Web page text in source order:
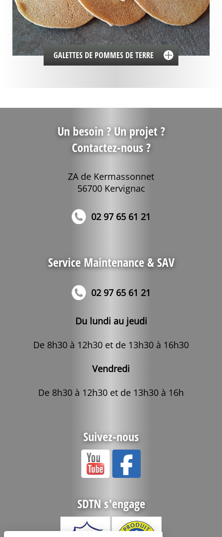
GALETTES DE POMMES DE TERRE
Un besoin ? Un projet ?
Contactez-nous ?
ZA de Kermassonnet
56700 Kervignac
02 97 65 61 21
Service Maintenance & SAV
02 97 65 61 21
Du lundi au jeudi
De 8h30 à 12h30 et de 13h30 à 16h30
Vendredi
De 8h30 à 12h30 et de 13h30 à 16h
Suivez-nous
SDTN s'engage